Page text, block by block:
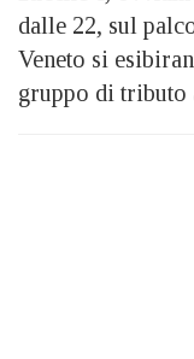
dalle 22, sul
Veneto si
gruppo di tributo